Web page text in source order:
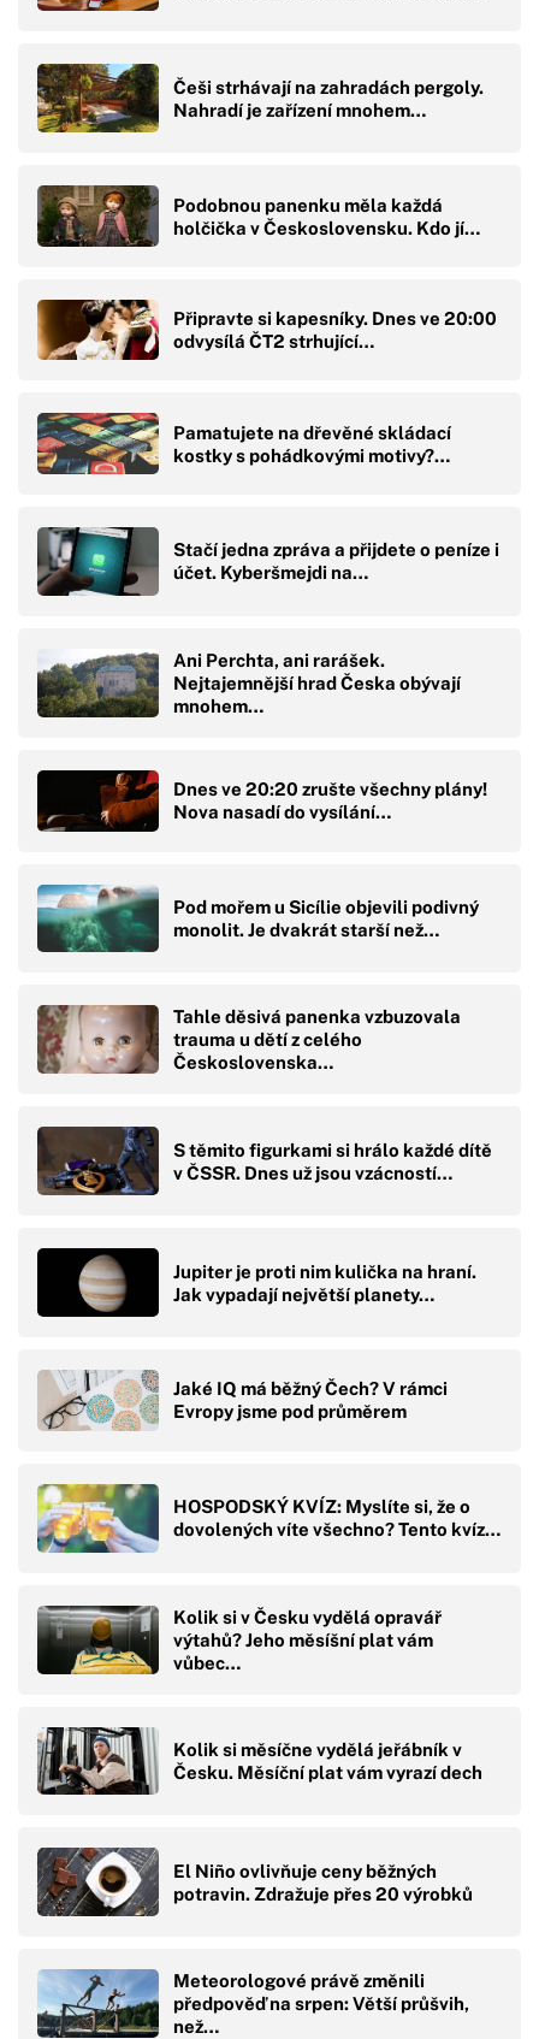
Češi strhávají na zahradách pergoly.
Nahradí je zařízení mnohem…
Podobnou panenku měla každá
holčička v Československu. Kdo jí…
Připravte si kapesníky. Dnes ve 20:00
odvysílá ČT2 strhující…
Pamatujete na dřevěné skládací
kostky s pohádkovými motivy?…
Stačí jedna zpráva a přijdete o peníze i
účet. Kyberšmejdi na…
Ani Perchta, ani rarášek.
Nejtajemnější hrad Česka obývají
mnohem…
Dnes ve 20:20 zrušte všechny plány!
Nova nasadí do vysílání…
Pod mořem u Sicílie objevili podivný
monolit. Je dvakrát starší než…
Tahle děsivá panenka vzbuzovala
trauma u dětí z celého
Československa…
S těmito figurkami si hrálo každé dítě
v ČSSR. Dnes už jsou vzácností…
Jupiter je proti nim kulička na hraní.
Jak vypadají největší planety…
Jaké IQ má běžný Čech? V rámci
Evropy jsme pod průměrem
HOSPODSKÝ KVÍZ: Myslíte si, že o
dovolených víte všechno? Tento kvíz…
Kolik si v Česku vydělá opravář
výtahů? Jeho měsíšní plat vám
vůbec…
Kolik si měsíčne vydělá jeřábník v
Česku. Měsíční plat vám vyrazí dech
El Niño ovlivňuje ceny běžných
potravin. Zdražuje přes 20 výrobků
Meteorologové právě změnili
předpověď na srpen: Větší průšvih,
než…